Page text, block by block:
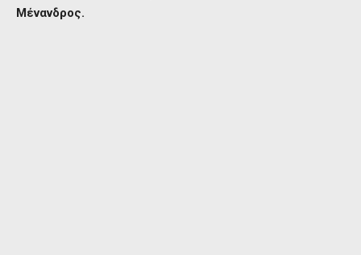
Μένανδρος.